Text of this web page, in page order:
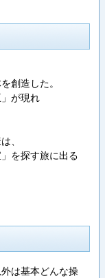
創造した。
が現れ
、
を探す旅に出る
は基本どんな操